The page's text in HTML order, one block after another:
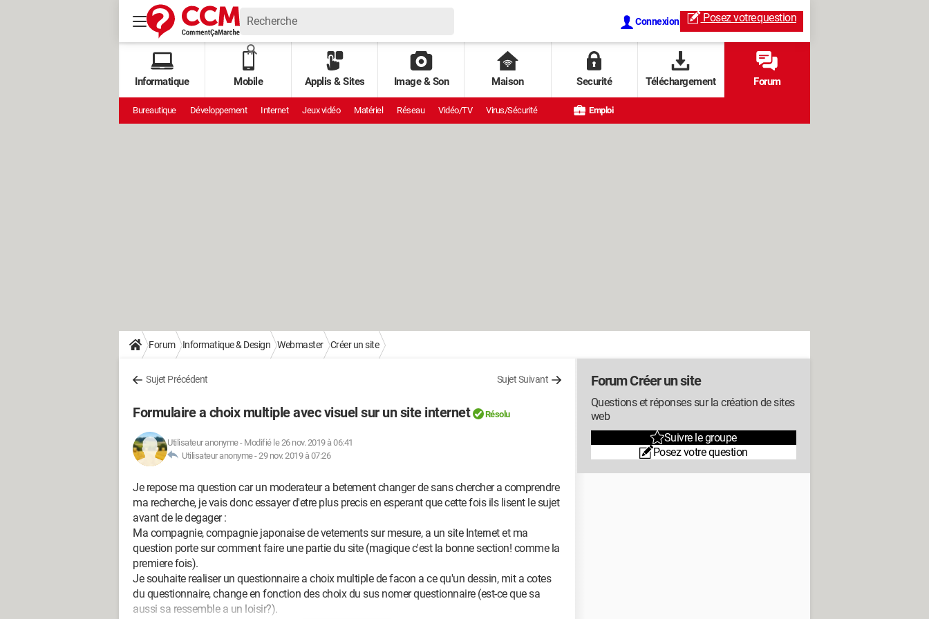
Connexion Posez votrequestion
Informatique Mobile Applis & Sites Image & Son Maison Securité Téléchargement Forum
Bureautique Développement Internet Jeux vidéo Matériel Réseau Vidéo/TV Virus/Sécurité Emploi
Forum Informatique & Design Webmaster Créer un site
Sujet Précédent Sujet Suivant
Formulaire a choix multiple avec visuel sur un site internet Résolu
Utilisateur anonyme- Modifié le 26 nov. 2019 à 06:41
Utilisateur anonyme -29 nov. 2019 à 07:26
Je repose ma question car un moderateur a betement changer de sans chercher a comprendre
ma recherche, je vais donc essayer d'etre plus precis en esperant que cette fois ils lisent le sujet
avant de le degager :
Ma compagnie, compagnie japonaise de vetements sur mesure, a un site Internet et ma
question porte sur comment faire une partie du site (magique c'est la bonne section! comme la
premiere fois).
Je souhaite realiser un questionnaire a choix multiple de facon a ce qu'un dessin, mit a cotes
du questionnaire, change en fonction des choix du sus nomer questionnaire (est-ce que sa
aussi sa ressemble a un loisir?).
Forum Créer un site
Questions et réponses sur la création de sites
web
Suivre le groupe
Posez votre question